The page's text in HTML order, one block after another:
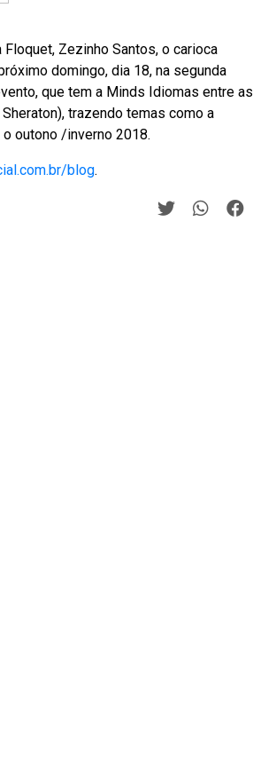
Zezinho Santos, o carioca
domingo, dia 18, na segunda
que tem a Minds Idiomas entre as
trazendo temas como a
outono /inverno 2018.
blog.